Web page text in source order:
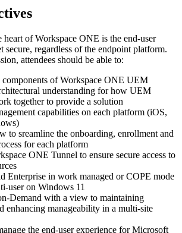
heart of Workspace ONE is the end-user
secure, regardless of the endpoint platform.
attendees should be able to:
components of Workspace ONE UEM
understanding for how UEM
together to provide a solution
capabilities on each platform (iOS,
to sreamline the onboarding, enrollment and
for each platform
ONE Tunnel to ensure secure access to
Enterprise in work managed or COPE mode
user on Windows 11
Demand with a view to maintaining
enhancing manageability in a multi-site
the end-user experience for Microsoft